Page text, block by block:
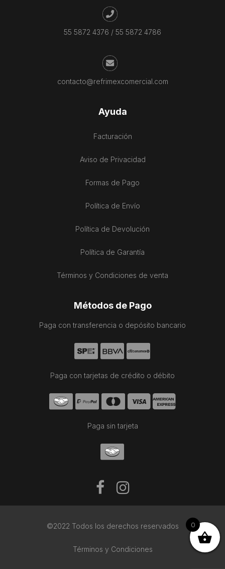
55 5872 4376 / 55 5872 4786
contacto@refrimexcomercial.com
Ayuda
Facturación
Aviso de Privacidad
Formas de Pago
Política de Envío
Política de Devolución
Política de Garantía
Términos y Condiciones de venta
Métodos de Pago
Paga con transferencia o depósito bancario
Paga con tarjetas de crédito o débito
Paga sin tarjeta
©2022 Todos los derechos reservados
Términos y Condiciones
0